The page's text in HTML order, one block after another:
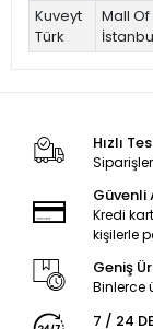
Kuveyt
Türk
Mall Of
Hızlı
Güvenli
Kredi
kişilerle
Geniş
Binlerce
7 / 24